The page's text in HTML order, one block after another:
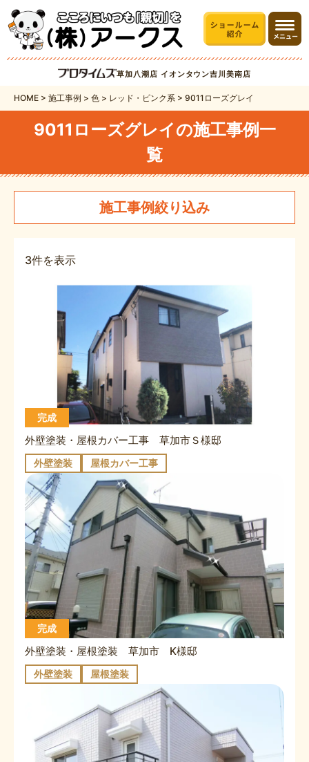
草加八潮店 イオンタウン吉川美南店
HOME > 施工事例 > 色 > レッド・ピンク系 > 9011ローズグレイ
9011ローズグレイの施工事例一
覧
施工事例絞り込み
3件を表示
完成
外壁塗装・屋根カバー工事 草加市Ｓ様邸
外壁塗装 屋根カバー工事
完成
外壁塗装・屋根塗装 草加市 K様邸
外壁塗装 屋根塗装